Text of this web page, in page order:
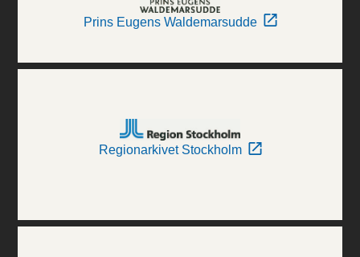
Prins Eugens Waldemarsudde
Regionarkivet Stockholm